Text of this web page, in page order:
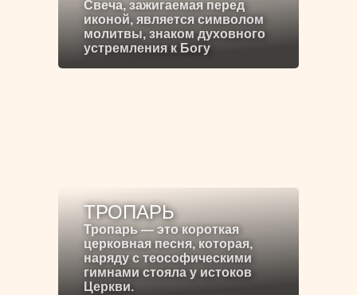
Свеча, зажигаемая перед
иконой, является символом
молитвы, знаком духовного
устремления к Богу
ТРОПАРЬ
Тропарь — это короткая
церковная песня, которая,
наряду с теософическими
гимнами стояла у истоков
Церкви.